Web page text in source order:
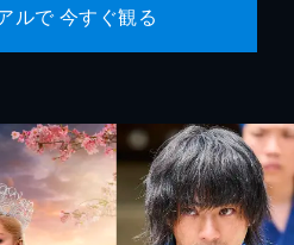
ルで 今すぐ観る